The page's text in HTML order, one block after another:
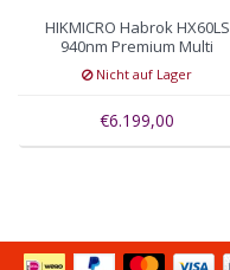
HIKMICRO Habrok HX60LS
940nm Premium Multi
Spectrum Binocular
Nicht auf Lager
€6.199,00